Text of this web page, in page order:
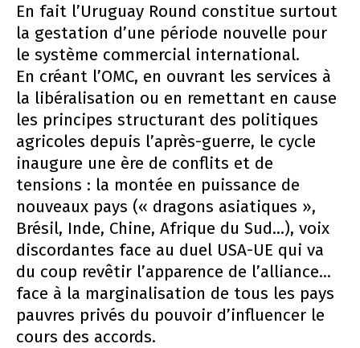
En fait l’Uruguay Round constitue surtout
la gestation d’une période nouvelle pour
le système commercial international.
En créant l’OMC, en ouvrant les services à
la libéralisation ou en remettant en cause
les principes structurant des politiques
agricoles depuis l’après-guerre, le cycle
inaugure une ère de conflits et de
tensions : la montée en puissance de
nouveaux pays (« dragons asiatiques »,
Brésil, Inde, Chine, Afrique du Sud...), voix
discordantes face au duel USA-UE qui va
du coup revêtir l’apparence de l’alliance...
face à la marginalisation de tous les pays
pauvres privés du pouvoir d’influencer le
cours des accords.